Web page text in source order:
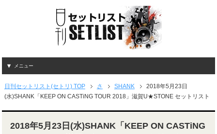
メニュー
日刊セットリスト(セトリ) TOP さ SHANK
2018年5月23日
(水)SHANK「KEEP ON CASTiNG TOUR 2018」滋賀U★STONE セットリスト
2018年5月23日(水)SHANK「KEEP ON CASTiNG